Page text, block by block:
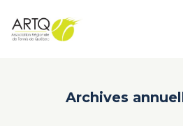
Archives